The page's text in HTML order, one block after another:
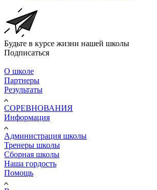
Будьте в курсе жизни нашей школы
Подписаться
О школе
Партнеры
Результаты
СОРЕВНОВАНИЯ
Информация
Администрация школы
Тренеры школы
Сборная школы
Наша гордость
Помощь